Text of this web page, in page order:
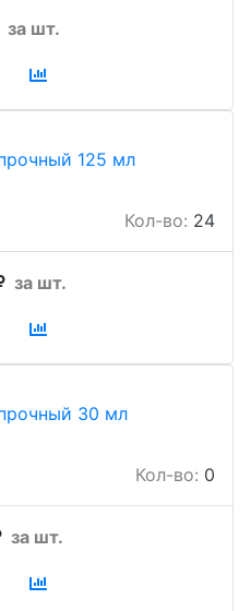
за шт.
125 мл
Кол-во: 24
за шт.
30 мл
Кол-во: 0
за шт.